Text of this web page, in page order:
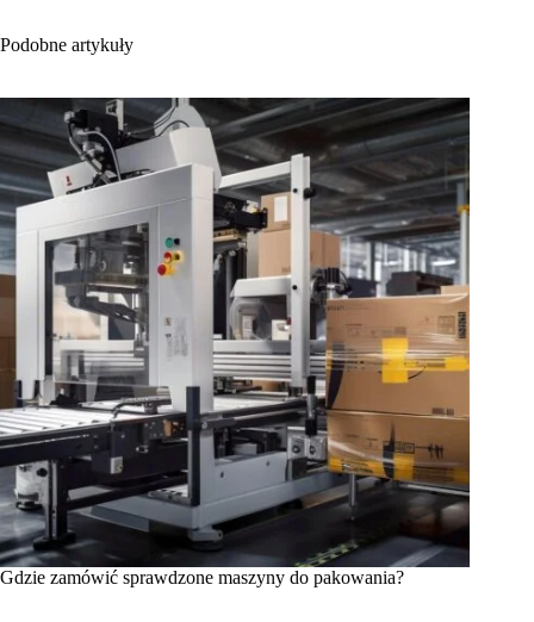
Podobne artykuły
Gdzie zamówić sprawdzone maszyny do pakowania?